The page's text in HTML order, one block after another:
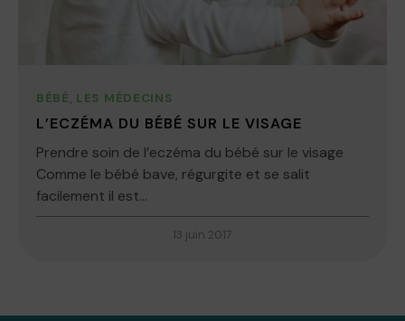
BÉBÉ, LES MÉDECINS
L’ECZÉMA DU BÉBÉ SUR LE VISAGE
Prendre soin de l’eczéma du bébé sur le visage
Comme le bébé bave, régurgite et se salit
facilement il est...
13 juin 2017